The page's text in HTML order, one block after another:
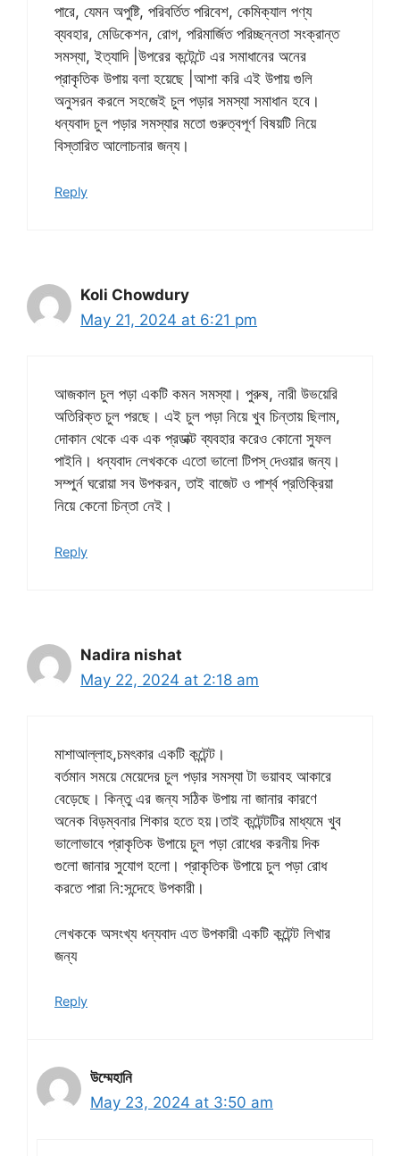
পারে, যেমন অপুষ্টি, পরিবর্তিত পরিবেশ, কেমিক্যাল পণ্য
ব্যবহার, মেডিকেশন, রোগ, পরিমার্জিত পরিচ্ছন্নতা সংক্রান্ত
সমস্যা, ইত্যাদি |উপরের কন্টেন্টে এর সমাধানের অনের
প্রাকৃতিক উপায় বলা হয়েছে |আশা করি এই উপায় গুলি
অনুসরন করলে সহজেই চুল পড়ার সমস্যা সমাধান হবে।
ধন্যবাদ চুল পড়ার সমস্যার মতো গুরুত্বপূর্ণ বিষয়টি নিয়ে
বিস্তারিত আলোচনার জন্য।
Reply
Koli Chowdury
May 21, 2024 at 6:21 pm
আজকাল চুল পড়া একটি কমন সমস্যা। পুরুষ, নারী উভয়েরি
অতিরিক্ত চুল পরছে। এই চুল পড়া নিয়ে খুব চিন্তায় ছিলাম,
দোকান থেকে এক এক প্রডাক্ট ব্যবহার করেও কোনো সুফল
পাইনি। ধন্যবাদ লেখককে এতো ভালো টিপস্ দেওয়ার জন্য।
সম্পুর্ন ঘরোয়া সব উপকরন, তাই বাজেট ও পার্শ্ব প্রতিক্রিয়া
নিয়ে কেনো চিন্তা নেই।
Reply
Nadira nishat
May 22, 2024 at 2:18 am
মাশাআল্লাহ,চমৎকার একটি কন্টেন্ট।
বর্তমান সময়ে মেয়েদের চুল পড়ার সমস্যা টা ভয়াবহ আকারে
বেড়েছে। কিন্তু এর জন্য সঠিক উপায় না জানার কারণে
অনেক বিড়ম্বনার শিকার হতে হয়।তাই কন্টেন্টটির মাধ্যমে খুব
ভালোভাবে প্রাকৃতিক উপায়ে চুল পড়া রোধের করনীয় দিক
গুলো জানার সুযোগ হলো। প্রাকৃতিক উপায়ে চুল পড়া রোধ
করতে পারা নি:সন্দেহে উপকারী।
লেখককে অসংখ্য ধন্যবাদ এত উপকারী একটি কন্টেন্ট লিখার
জন্য
Reply
উম্মেহানি
May 23, 2024 at 3:50 am